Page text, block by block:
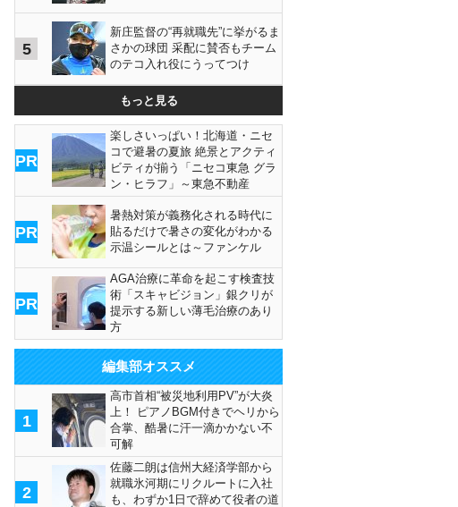
5
新庄監督の“再就職先”に挙がるま
さかの球団 采配に賛否もチーム
のテコ入れ役にうってつけ
もっと見る
PR
楽しさいっぱい！北海道・ニセ
コで避暑の夏旅 絶景とアクティ
ビティが揃う「ニセコ東急 グラ
ン・ヒラフ」～東急不動産
PR
暑熱対策が義務化される時代に
貼るだけで暑さの変化がわかる
示温シールとは～ファンケル
PR
AGA治療に革命を起こす検査技
術「スキャビジョン」銀クリが
提示する新しい薄毛治療のあり
方
編集部オススメ
1
高市首相“被災地利用PV”が大炎
上！ ピアノBGM付きでヘリから
合掌、酷暑に汗一滴かかない不
可解
2
佐藤二朗は信州大経済学部から
就職氷河期にリクルートに入社
も、わずか1日で辞めて役者の道